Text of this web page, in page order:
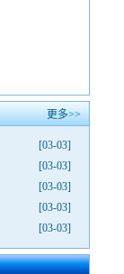
更多>>
[03-03]
[03-03]
[03-03]
[03-03]
[03-03]